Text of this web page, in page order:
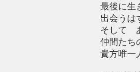
最後に生
出会うは
そして
仲間たち
貴方唯一